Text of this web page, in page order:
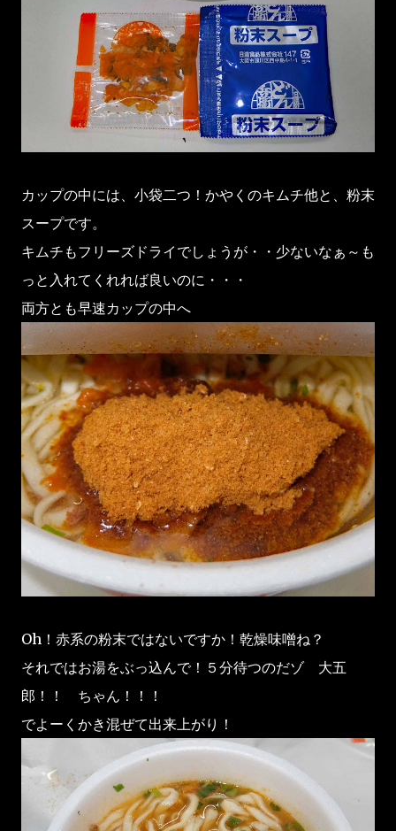
カップの中には、小袋二つ！かやくのキムチ他と、粉末
スープです。
キムチもフリーズドライでしょうが・・少ないなぁ～も
っと入れてくれれば良いのに・・・
両方とも早速カップの中へ
Oh！赤系の粉末ではないですか！乾燥味噌ね？
それではお湯をぶっ込んで！５分待つのだゾ 大五
郎！！ ちゃん！！！
でよーくかき混ぜて出来上がり！